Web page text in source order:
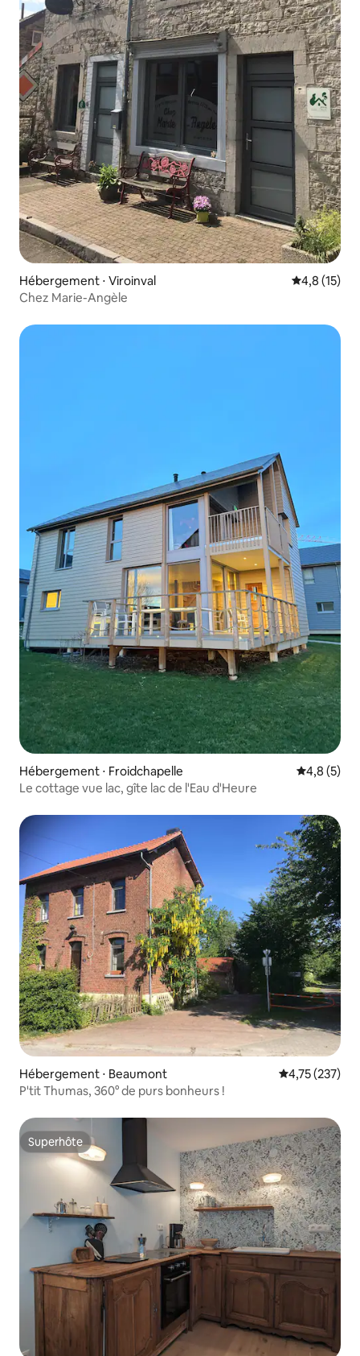
Hébergement ⋅ Viroinval Évaluation
4,8 (15)
Chez Marie-Angèle
Hébergement ⋅ Froidchapelle Évaluation
4,8 (5)
Le cottage vue lac, gîte lac de l'Eau d'Heure
Hébergement ⋅ Beaumont Évaluation
4,75 (237)
P'tit Thumas, 360° de purs bonheurs !
Superhôte
Superhôte